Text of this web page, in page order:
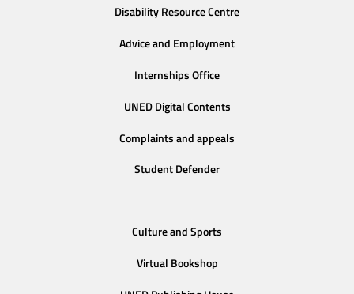
Disability Resource Centre
Advice and Employment
Internships Office
UNED Digital Contents
Complaints and appeals
Student Defender
Culture and Sports
Virtual Bookshop